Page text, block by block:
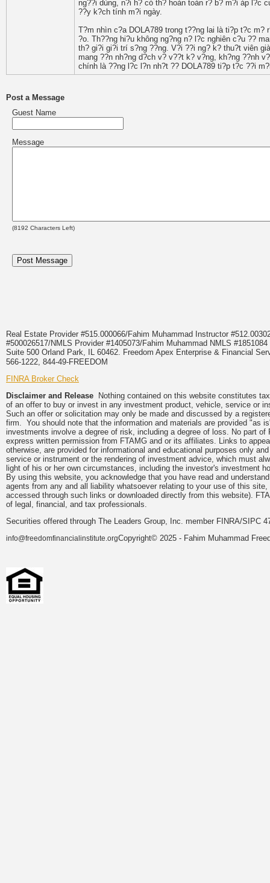
ng??i dùng, n?i h? có th? hoàn toàn r? b? m?i áp l?c
??y k?ch tính m?i ngày.
T?m nhìn c?a DOLA789 trong t??ng lai là ti?p t?c
?o. Th??ng hi?u không ng?ng n? l?c nghiên c?u ??
th? gi?i gi?i trí s?ng ??ng. V?i ??i ng? k? thu?t viên
mang ??n nh?ng d?ch v? v??t k? v?ng, kh?ng ??nh
chính là ??ng l?c l?n nh?t ?? DOLA789 ti?p t?c ??i
Post a Message
Guest Name
Message
(8192 Characters Left)
Real Estate Provider #515.000066/Fahim Muhammad Instructor
#500026517/NMLS Provider #1405073/Fahim Muhammad NMLS
Suite 500 Orland Park, IL 60462. Freedom Apex Enterprise & Financial
566-1222, 844-49-FREEDOM
FINRA Broker Check
Disclaimer and Release Nothing contained on this website constitutes
of an offer to buy or invest in any investment product, vehicle, service or
Such an offer or solicitation may only be made and discussed by a
firm. You should note that the information and materials are provided "as
investments involve a degree of risk, including a degree of loss. No part
express written permission from FTAMG and or its affiliates. Links to
otherwise, are provided for informational and educational purposes only
service or instrument or the rendering of investment advice, which must
light of his or her own circumstances, including the investor's investment
By using this website, you acknowledge that you have read and
agents from any and all liability whatsoever relating to your use of this
accessed through such links or downloaded directly from this website).
of legal, financial, and tax professionals.
Securities offered through The Leaders Group, Inc. member FINRA/SIPC
info@freedomfinancialinstitute.orgCopyright© 2025 - Fahim Muhammad